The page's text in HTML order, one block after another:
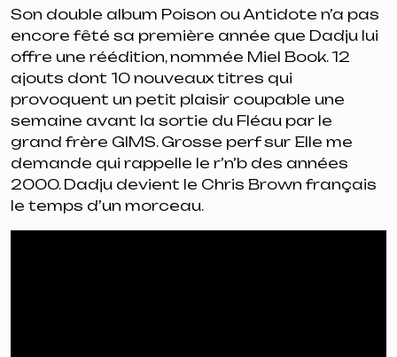
Son double album Poison ou Antidote n’a pas
encore fêté sa première année que Dadju lui
offre une réédition, nommée Miel Book. 12
ajouts dont 10 nouveaux titres qui
provoquent un petit plaisir coupable une
semaine avant la sortie du Fléau par le
grand frère GIMS. Grosse perf sur Elle me
demande qui rappelle le r’n’b des années
2000. Dadju devient le Chris Brown français
le temps d’un morceau.